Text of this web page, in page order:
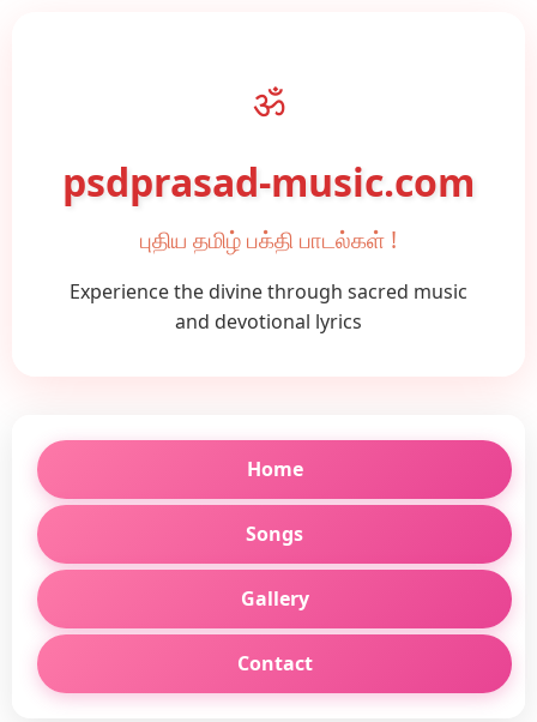
ॐ
psdprasad-music.com
புதிய தமிழ் பக்தி பாடல்கள் !
Experience the divine through sacred music
and devotional lyrics
Home
Songs
Gallery
Contact